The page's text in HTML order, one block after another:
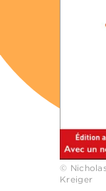
©
Kreiger